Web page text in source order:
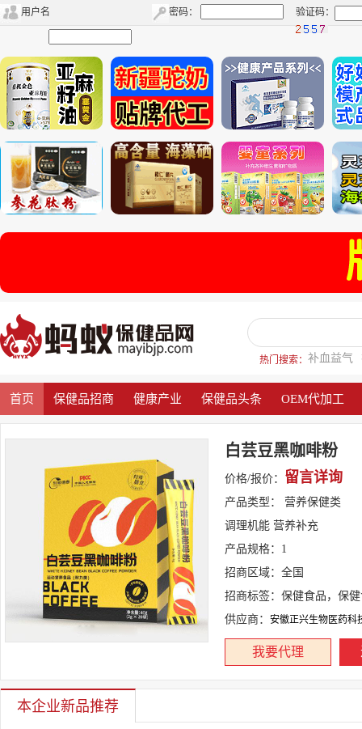
用户名 密码： 验证码：
热门搜索： 补血益气
首页 保健品招商 健康产业 保健品头条 OEM代加工
白芸豆黑咖啡粉
价格/报价： 留言详询
产品类型：
营养保健类
调理机能 营养补充
产品规格： 1
招商区域： 全国
招商标签： 保健食品，保
供应商： 安徽正兴生物医药科
我要代理
本企业新品推荐